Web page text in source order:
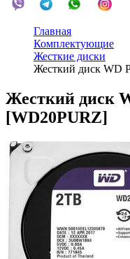
Главная
Комплектующие
Жесткие диски
Жесткий диск WD
Жесткий диск
[WD20PURZ]